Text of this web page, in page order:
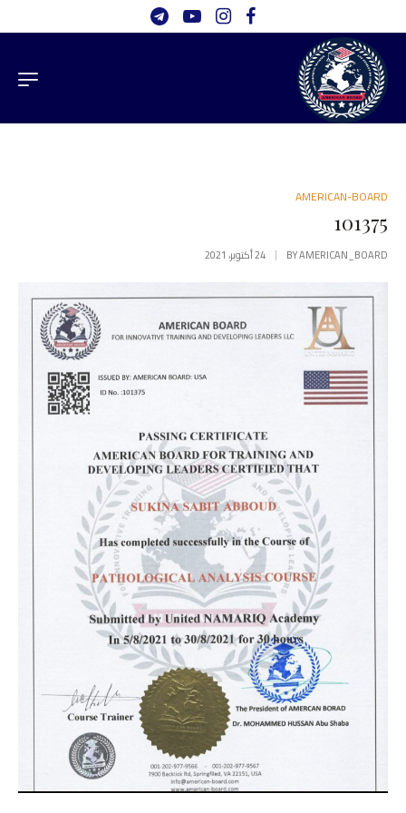
AMERICAN-BOARD
101375
BYAMERICAN_BOARD 24 أكتوبر، 2021